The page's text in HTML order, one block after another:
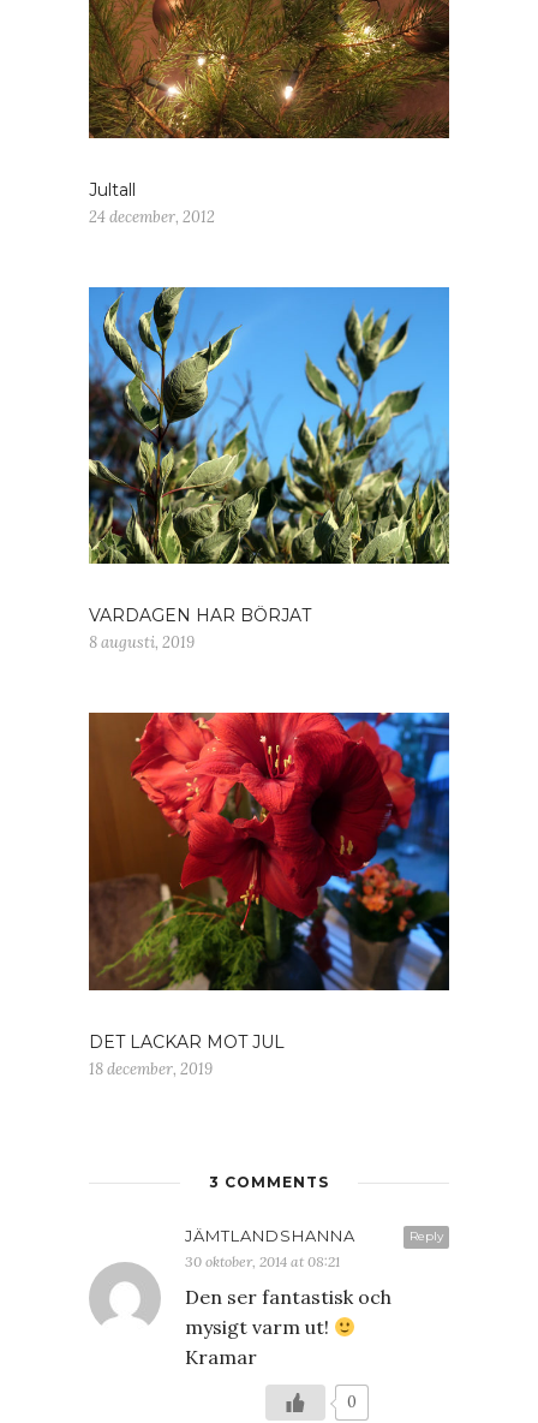
Jultall
24 december, 2012
VARDAGEN HAR BÖRJAT
8 augusti, 2019
DET LACKAR MOT JUL
18 december, 2019
3 COMMENTS
Reply
JÄMTLANDSHANNA
30 oktober, 2014 at 08:21
Den ser fantastisk och
mysigt varm ut!
Kramar
0